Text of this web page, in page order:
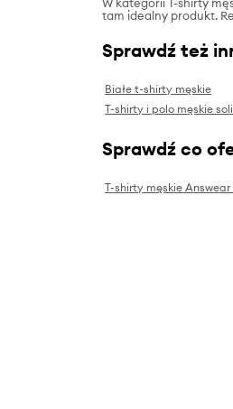
W kategorii T-shirty
tam idealny produkt.
Sprawdź też
Białe t-shirty męskie
T-shirty i polo męskie
Sprawdź co
T-shirty męskie